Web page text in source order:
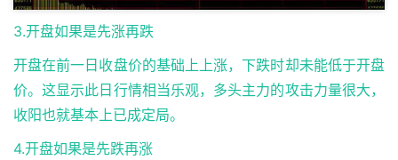
3.开盘如果是先涨再跌
开盘在前一日收盘价的基础上上涨，下跌时却未能低于开盘
价。这显示此日行情相当乐观，多头主力的攻击力量很大，
收阳也就基本上已成定局。
4.开盘如果是先跌再涨